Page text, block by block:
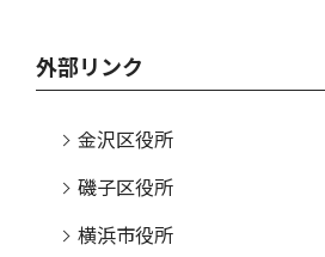
外部リンク
金沢区役所
磯子区役所
横浜市役所